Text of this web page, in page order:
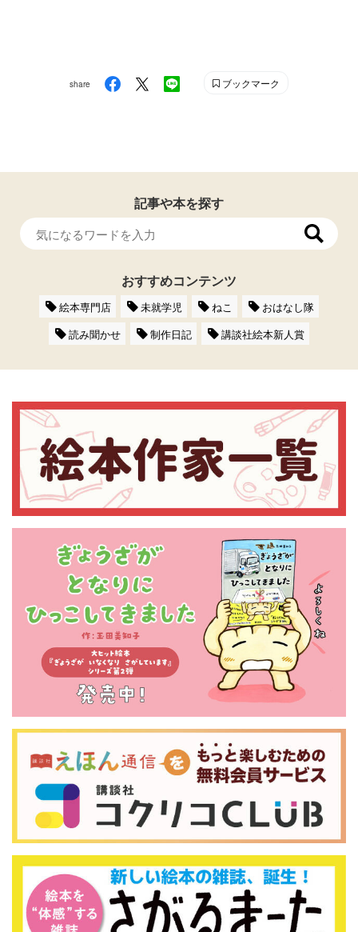
share ブックマーク
記事や本を探す
おすすめコンテンツ
絵本専門店 未就学児 ねこ
おはなし隊
読み聞かせ
制作日記 講談社絵本新人賞